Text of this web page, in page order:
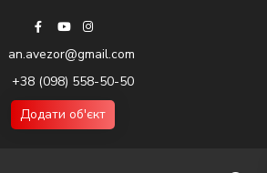
an.avezor@gmail.com
+38 (098) 558-50-50
Додати об'єкт